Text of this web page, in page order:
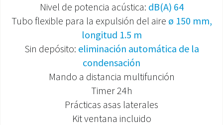
Nivel de potencia acústica: dB(A) 64
Tubo flexible para la expulsión del aire ø 150 mm,
longitud 1.5 m
Sin depósito: eliminación automática de la
condensación
Mando a distancia multifunción
Timer 24h
Prácticas asas laterales
Kit ventana incluido